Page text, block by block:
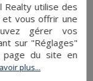
cuisine
îlot
et
Realty utilise des
et vous offrir une
gérer vos
sur "Réglages"
du site en
plus...